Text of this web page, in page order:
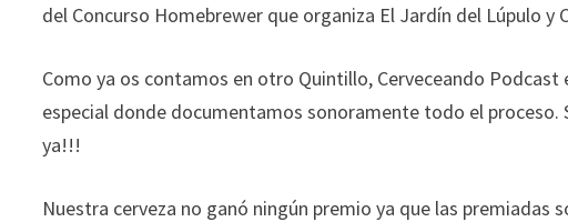
del Concurso Homebrewer que organiza El Jardín del Lúpulo
Como ya os contamos en otro Quintillo, Cerveceando
especial donde documentamos sonoramente todo el proceso.
ya!!!
Nuestra cerveza no ganó ningún premio ya que las